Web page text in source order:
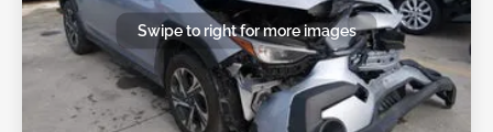
Swipe to right for more images